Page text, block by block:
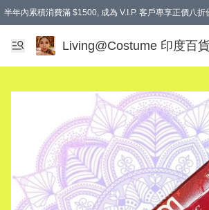
半年內累積消費滿 $1500, 成為 V.I.P. 客戶專享正價八折
滿$600免本地運費
Living@Costume 印度百